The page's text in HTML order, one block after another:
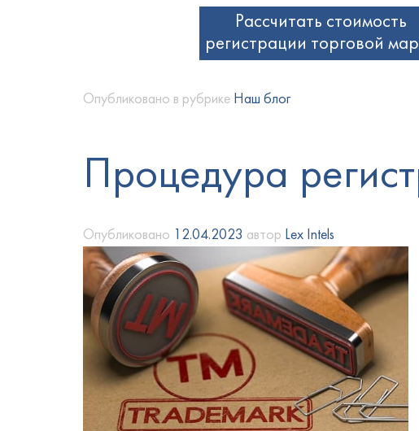
Рассчитать стоимость
регистрации торговой
Опубликовано в рубрике Наш блог
Процедура
Опубликовано 12.04.2023 автор Lex Intels